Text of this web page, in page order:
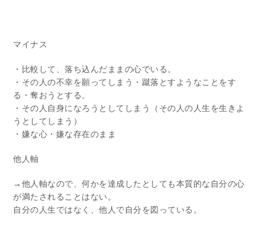
マイナス
・比較して、落ち込んだままの心でいる。
・その人の不幸を願ってしまう・蹴落とすようなことをす
る・奪おうとする。
・その人自身になろうとしてしまう（その人の人生を生きよ
うとしてしまう）
・嫌な心・嫌な存在のまま
他人軸
→他人軸なので、何かを達成したとしても本質的な自分の心
が満たされることはない。
自分の人生ではなく、他人で自分を図っている。